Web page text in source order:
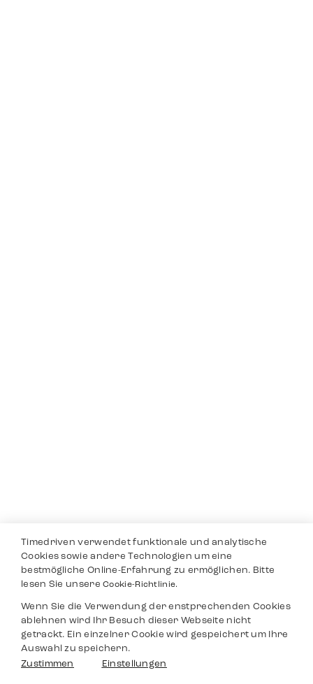
Timedriven verwendet funktionale und analytische
Cookies sowie andere Technologien um eine
bestmögliche Online-Erfahrung zu ermöglichen. Bitte
lesen Sie unsereCookie-Richtlinie.
Wenn Sie die Verwendung der enstprechenden Cookies
ablehnen wird Ihr Besuch dieser Webseite nicht
getrackt. Ein einzelner Cookie wird gespeichert um Ihre
Auswahl zu speichern.
Zustimmen
Einstellungen